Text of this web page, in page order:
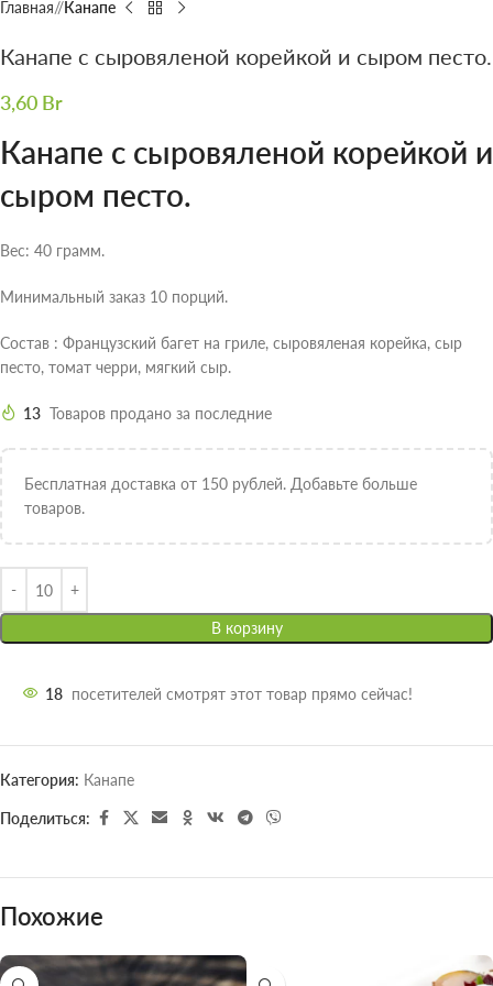
Главная/ Канапе
Канапе с сыровяленой корейкой и сыром песто.
3,60 Br
Канапе с сыровяленой корейкой и
сыром песто.
Вес: 40 грамм.
Минимальный заказ 10 порций.
Состав : Французский багет на гриле, сыровяленая корейка, сыр
песто, томат черри, мягкий сыр.
13 Товаров продано за последние
Бесплатная доставка от 150 рублей. Добавьте больше
товаров.
В корзину
18 посетителей смотрят этот товар прямо сейчас!
Категория: Канапе
Поделиться:
Похожие